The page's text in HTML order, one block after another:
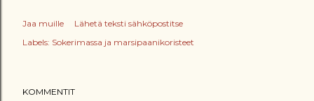
Jaa muille
Lähetä teksti sähköpostitse
Labels: Sokerimassa ja marsipaanikoristeet
KOMMENTIT